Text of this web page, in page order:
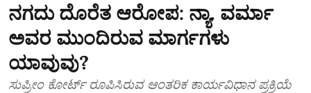
ನಗದು ದೊರೆತ ಆರೋಪ: ನ್ಯಾ. ವರ್ಮಾ
ಅವರ ಮುಂದಿರುವ ಮಾರ್ಗಗಳು
ಯಾವುವು?
ಸುಪ್ರೀಂ ಕೋರ್ಟ್ ರೂಪಿಸಿರುವ ಆಂತರಿಕ ಕಾರ್ಯವಿಧಾನ ಪ್ರಕ್ರಿಯೆ